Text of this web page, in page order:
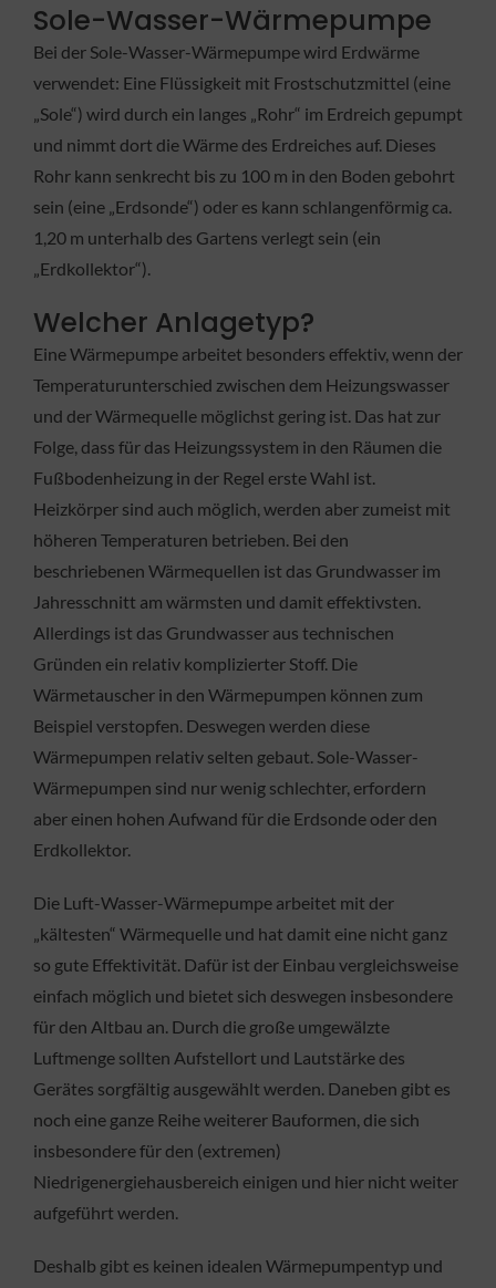
Sole-Wasser-Wärmepumpe
Bei der Sole-Wasser-Wärmepumpe wird Erdwärme
verwendet: Eine Flüssigkeit mit Frostschutzmittel (eine
„Sole“) wird durch ein langes „Rohr“ im Erdreich gepumpt
und nimmt dort die Wärme des Erdreiches auf. Dieses
Rohr kann senkrecht bis zu 100 m in den Boden gebohrt
sein (eine „Erdsonde“) oder es kann schlangenförmig ca.
1,20 m unterhalb des Gartens verlegt sein (ein
„Erdkollektor“).
Welcher Anlagetyp?
Eine Wärmepumpe arbeitet besonders effektiv, wenn der
Temperaturunterschied zwischen dem Heizungswasser
und der Wärmequelle möglichst gering ist. Das hat zur
Folge, dass für das Heizungssystem in den Räumen die
Fußbodenheizung in der Regel erste Wahl ist.
Heizkörper sind auch möglich, werden aber zumeist mit
höheren Temperaturen betrieben. Bei den
beschriebenen Wärmequellen ist das Grundwasser im
Jahresschnitt am wärmsten und damit effektivsten.
Allerdings ist das Grundwasser aus technischen
Gründen ein relativ komplizierter Stoff. Die
Wärmetauscher in den Wärmepumpen können zum
Beispiel verstopfen. Deswegen werden diese
Wärmepumpen relativ selten gebaut. Sole-Wasser-
Wärmepumpen sind nur wenig schlechter, erfordern
aber einen hohen Aufwand für die Erdsonde oder den
Erdkollektor.
Die Luft-Wasser-Wärmepumpe arbeitet mit der
„kältesten“ Wärmequelle und hat damit eine nicht ganz
so gute Effektivität. Dafür ist der Einbau vergleichsweise
einfach möglich und bietet sich deswegen insbesondere
für den Altbau an. Durch die große umgewälzte
Luftmenge sollten Aufstellort und Lautstärke des
Gerätes sorgfältig ausgewählt werden. Daneben gibt es
noch eine ganze Reihe weiterer Bauformen, die sich
insbesondere für den (extremen)
Niedrigenergiehausbereich einigen und hier nicht weiter
aufgeführt werden.
Deshalb gibt es keinen idealen Wärmepumpentyp und